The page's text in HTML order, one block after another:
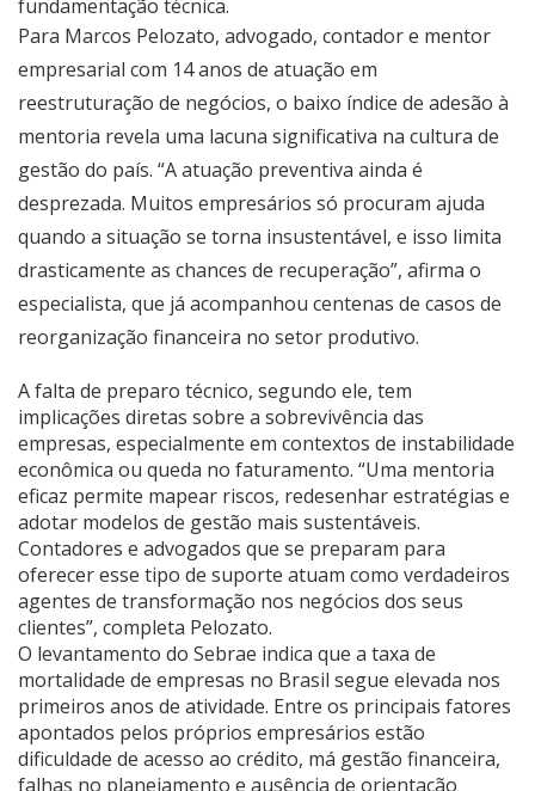
fundamentação técnica.
Para Marcos Pelozato, advogado, contador e mentor
empresarial com 14 anos de atuação em
reestruturação de negócios, o baixo índice de adesão à
mentoria revela uma lacuna significativa na cultura de
gestão do país. “A atuação preventiva ainda é
desprezada. Muitos empresários só procuram ajuda
quando a situação se torna insustentável, e isso limita
drasticamente as chances de recuperação”, afirma o
especialista, que já acompanhou centenas de casos de
reorganização financeira no setor produtivo.
A falta de preparo técnico, segundo ele, tem
implicações diretas sobre a sobrevivência das
empresas, especialmente em contextos de instabilidade
econômica ou queda no faturamento. “Uma mentoria
eficaz permite mapear riscos, redesenhar estratégias e
adotar modelos de gestão mais sustentáveis.
Contadores e advogados que se preparam para
oferecer esse tipo de suporte atuam como verdadeiros
agentes de transformação nos negócios dos seus
clientes”, completa Pelozato.
O levantamento do Sebrae indica que a taxa de
mortalidade de empresas no Brasil segue elevada nos
primeiros anos de atividade. Entre os principais fatores
apontados pelos próprios empresários estão
dificuldade de acesso ao crédito, má gestão financeira,
falhas no planejamento e ausência de orientação